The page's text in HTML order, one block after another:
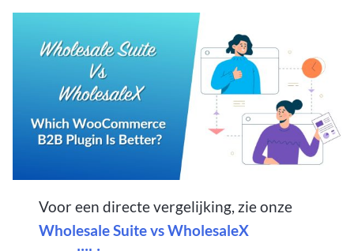
Voor een directe vergelijking, zie onze
Wholesale Suite vs WholesaleX